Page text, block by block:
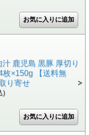
鹿児島 黒豚 厚切り
枚×150g 【送料無
り寄せ
)